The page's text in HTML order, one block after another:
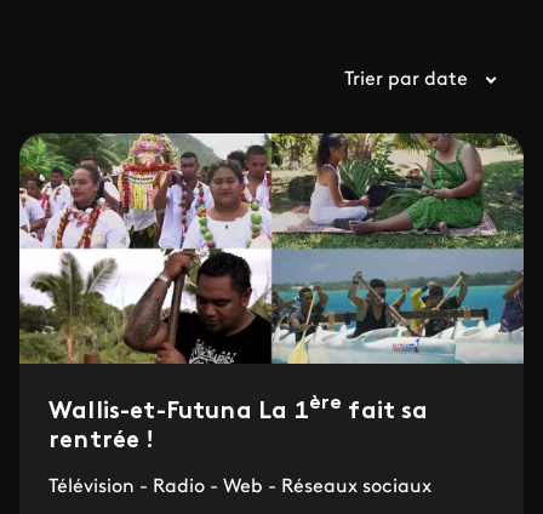
Trier par date
Wallis-et-Futuna La 1ère fait sa
rentrée !
Télévision - Radio - Web - Réseaux sociaux